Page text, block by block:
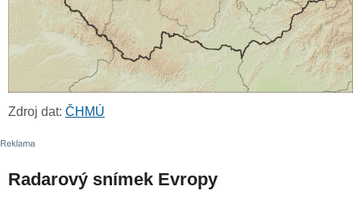
Zdroj dat: ČHMÚ
Radarový snímek Evropy